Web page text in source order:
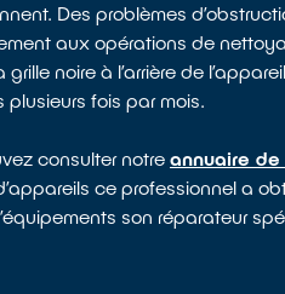
Des problèmes
aux opérations de
noire à l’arrière de
fois par mois.
consulter notreannuaire
ce professionnel a
son réparateur